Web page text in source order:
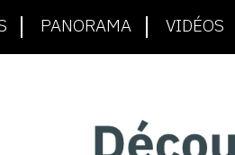
PANORAMA VIDÉOS